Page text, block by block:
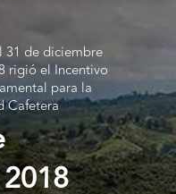
31 de diciembre
rigió el Incentivo
para la
Cafetera